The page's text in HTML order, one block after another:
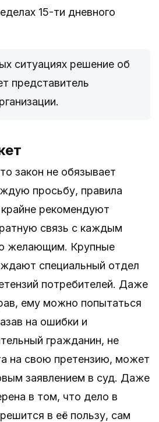
15-ти дневного
ситуациях решение об
представитель
закон не обязывает
просьбу, правила
рекомендуют
связь с каждым
желающим. Крупные
специальный отдел
потребителей. Даже
ему можно попытаться
на ошибки и
гражданин, не
на свою претензию, может
заявлением в суд. Даже
в том, что дело в
в её пользу, сам